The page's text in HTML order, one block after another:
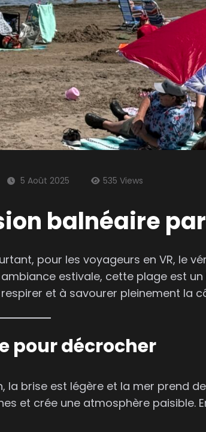
5 Août 2025 535 Views
balnéaire
pour les voyageurs en VR, le
estivale, cette plage est
et à savourer pleinement la
pour décrocher
la brise est légère et la mer prend
et crée une atmosphère paisible.